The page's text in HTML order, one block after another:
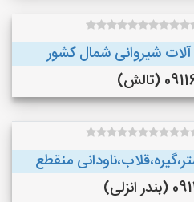
شیروانی شمال کشور
(تالش)
منقطع